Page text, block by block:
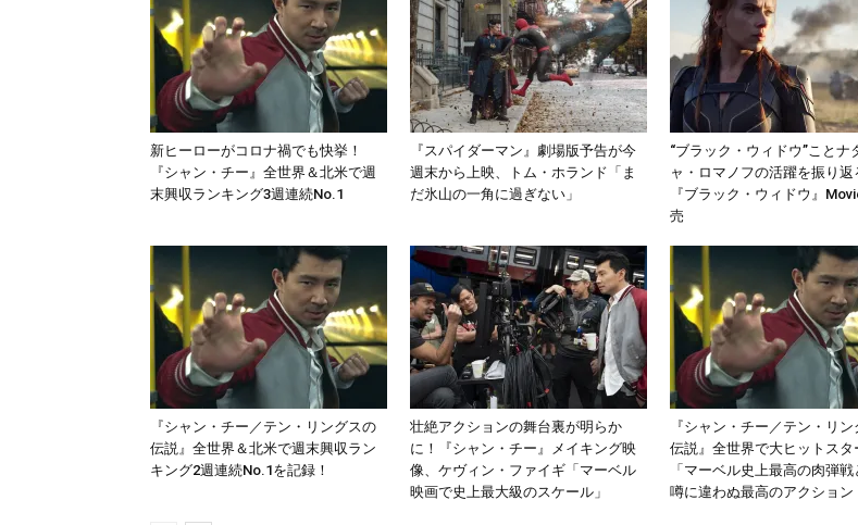
新ヒーローがコロナ禍でも快挙！
『シャン・チー』全世界＆北米で週
末興収ランキング3週連続No.1
『スパイダーマン』劇場版予告が今
週末から上映、トム・ホランド「ま
だ氷山の一角に過ぎない」
“ブラック・ウィドウ”ことナ
ャ・ロマノフの活躍を振り返
『ブラック・ウィドウ』
売
『シャン・チー／テン・リングスの
伝説』全世界＆北米で週末興収ラン
キング2週連続No.1を記録！
壮絶アクションの舞台裏が明らか
に！『シャン・チー』メイキング映
像、ケヴィン・ファイギ「マーベル
映画で史上最大級のスケール」
『シャン・チー／テン・リ
伝説』全世界で大ヒットスタ
「マーベル史上最高の肉弾戦
噂に違わぬ最高のアクション